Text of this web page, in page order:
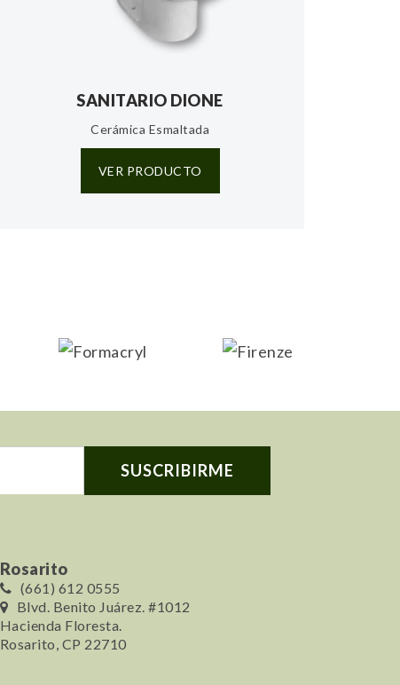
SANITARIO DIONE
Cerámica Esmaltada
VER PRODUCTO
Rosarito
(661) 612 0555
Blvd. Benito Juárez. #1012
Hacienda Floresta.
Rosarito, CP 22710